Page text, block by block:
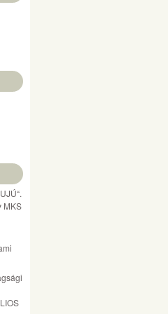
MKS